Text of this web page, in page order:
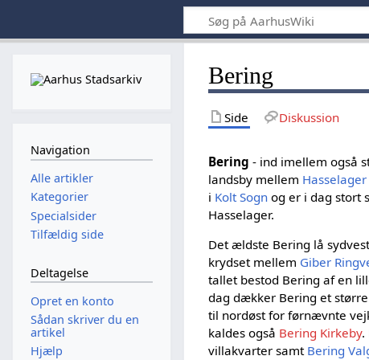
Bering
Side Diskussion
Bering - ind imellem også
landsby mellem Hasselager
i Kolt Sogn og er i dag stort
Hasselager.
Det ældste Bering lå
krydset mellem Giber
tallet bestod Bering af en
dag dækker Bering et
til nordøst for førnævnte
kaldes også Bering Kirkeby.
villakvarter samt Bering
Navigation
Alle artikler
Kategorier
Specialsider
Tilfældig side
Deltagelse
Opret en konto
Sådan skriver du en
artikel
Hjælp